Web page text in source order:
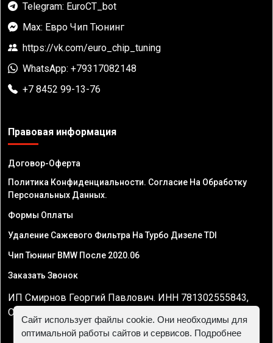
Telegram: EuroCT_bot
Max: Евро Чип Тюнинг
https://vk.com/euro_chip_tuning
WhatsApp: +79317082148
+7 8452 99-13-76
Правовая информация
Договор-Оферта
Политика Конфиденциальности. Согласие На Обработку
Персональных Данных.
Формы Оплаты
Удаление Сажевого Фильтра На Турбо Дизеле TDI
Чип Тюнинг BMW После 2020.06
Заказать Звонок
ИП Смирнов Георгий Павлович. ИНН 781302555843,
ОГРНИП 324470400032610
Сайт использует файлы cookie. Они необходимы для
оптимальной работы сайтов и сервисов. Подробнее